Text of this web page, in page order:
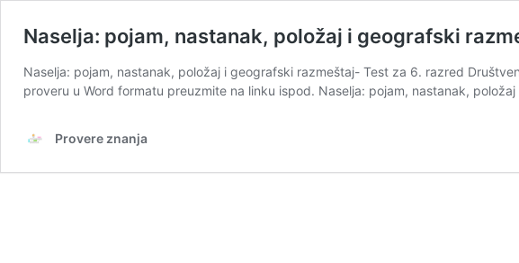
Naselja: pojam, nastanak, položaj i geografski
Naselja: pojam, nastanak, položaj i geografski razmeštaj- Test za 6. razred
proveru u Word formatu preuzmite na linku ispod. Naselja: pojam, nastanak,
Provere znanja